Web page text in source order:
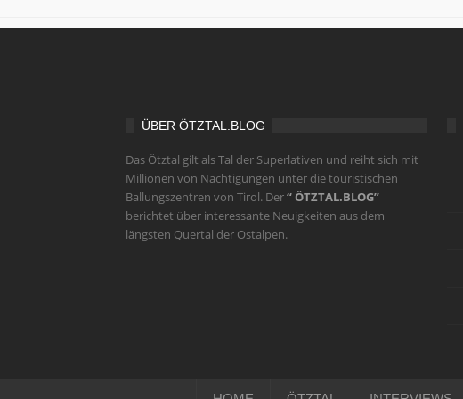
ÜBER ÖTZTAL.BLOG
Das Ötztal gilt als Tal der Superlativen und reiht sich mit
Millionen von Nächtigungen unter die touristischen
Ballungszentren von Tirol. Der“ ÖTZTAL.BLOG”
berichtet über interessante Neuigkeiten aus dem
längsten Quertal der Ostalpen.